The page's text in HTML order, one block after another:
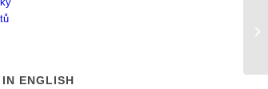
ENGLISH
Z